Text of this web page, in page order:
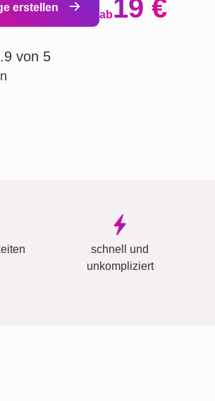
erstellen
ab19 €
von 5
schnell und
unkompliziert